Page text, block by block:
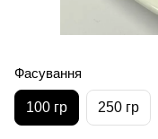
Фасування
100 гр 250 гр